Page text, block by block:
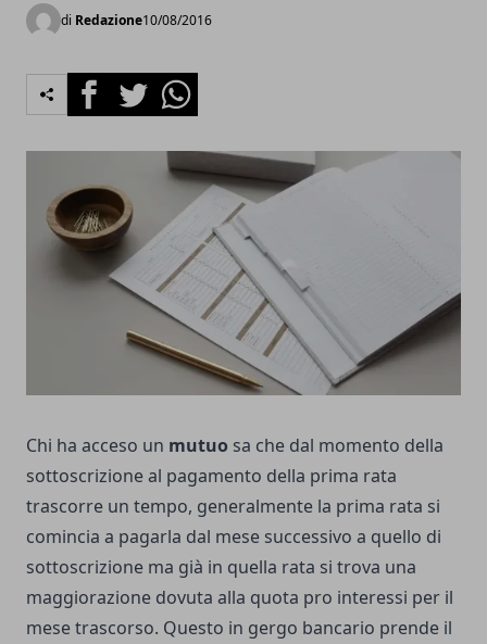
di Redazione10/08/2016
FacebookTwitterWhatsapp
Chi ha acceso un mutuo sa che dal momento della
sottoscrizione al pagamento della prima rata
trascorre un tempo, generalmente la prima rata si
comincia a pagarla dal mese successivo a quello di
sottoscrizione ma già in quella rata si trova una
maggiorazione dovuta alla quota pro interessi per il
mese trascorso. Questo in gergo bancario prende il